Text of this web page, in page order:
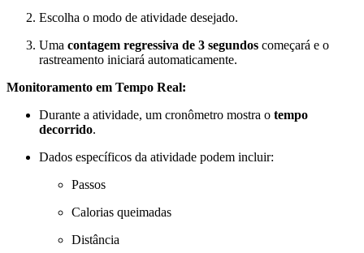
Escolha o modo de atividade desejado.
Uma contagem regressiva de 3 segundos começará e o
rastreamento iniciará automaticamente.
Monitoramento em Tempo Real:
Durante a atividade, um cronômetro mostra o tempo
decorrido.
Dados específicos da atividade podem incluir:
Passos
Calorias queimadas
Distância